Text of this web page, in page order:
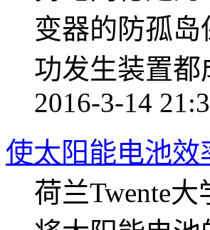
变器的防孤
功发生装置都
2016-3-14
使太阳能电池
荷兰Twente